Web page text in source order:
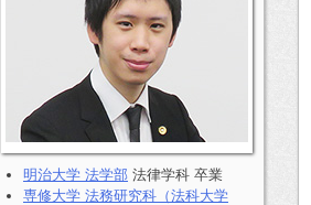
明治大学 法学部 法律学科 卒業
専修大学 法務研究科（法科大学